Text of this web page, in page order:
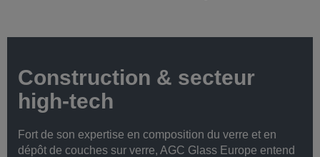
Construction & secteur
high-tech
Fort de son expertise en composition du verre et en
dépôt de couches sur verre, AGC Glass Europe entend